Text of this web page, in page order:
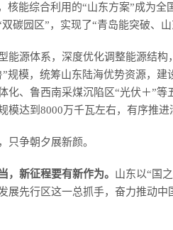
核能综合利用的“山东方案”成为
碳园区”，实现了“青岛能突破、
能源体系，深度优化调整能源结
规模，统筹山东陆海优势资源，
化、鲁西南采煤沉陷区“光伏＋”
模达到8000万千瓦左右，有序推
只争朝夕展新颜。
，新征程要有新作为。 山东以“国
展先行区这一总抓手，奋力推动